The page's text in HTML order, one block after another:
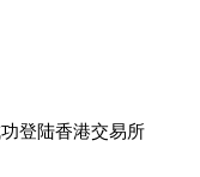
登陆香港交易所